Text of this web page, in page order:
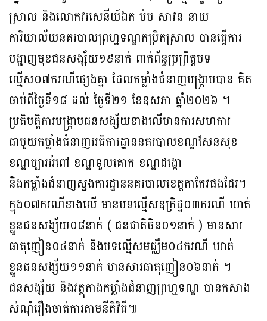
ស្រាល និងលោកវរសេនីយ៍ឯក ម៉ម សាវន នាយ
ការិយាល័យនគរបាលព្រហ្មទណ្ឌកម្រិតស្រាល បានធ្វើការ
បង្ហាញមុខជនសង្ស័យ១៩នាក់ ពាក់ព័ន្ធប្រព្រឹត្តបទ
ល្មើស០៧ករណីផ្សេងគ្នា ដែលកម្លាំងជំនាញបង្ក្រាបបាន គិត
ចាប់ពីថ្ងៃទី១៨ ដល់ ថ្ងៃទី២១ ខែឧសភា ឆ្នាំ២០២៦ ។
ប្រតិបត្តិការបង្ក្រាបជនសង្ស័យខាងលើមានការសហការ
ជាមួយកម្លាំងជំនាញអធិការដ្ឋាននគរបាលខណ្ឌសែនសុខ
ខណ្ឌច្បារអំពៅ ខណ្ឌទួលគោក ខណ្ឌដង្កោ
និងកម្លាំងជំនាញស្នងការដ្ឋាននគរបាលខេត្តតាកែវផងដែរ។
ក្នុង០៧ករណីខាងលើ មានបទល្មើសឧក្រិដ្ឋ០៣ករណី ឃាត់
ខ្លួនជនសង្ស័យ០៨នាក់ ( ជនជាតិចិន០១នាក់ ) មានសារ
ធាតុញៀន០៤នាក់ និងបទល្មើសមជ្ឈឹម០៤ករណី ឃាត់
ខ្លួនជនសង្ស័យ១១នាក់ មានសារធាតុញៀន០៦នាក់ ។
ជនសង្ស័យ និងវត្ថុតាងកម្លាំងជំនាញព្រហ្មទណ្ឌ បានកសាង
សំណុំរឿងចាត់ការតាមនីតិវិធី៕